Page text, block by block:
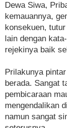
Dewa Siwa,
kemauannya,
konsekuen,
lain dengan
rejekinya baik
Prilakunya
berada. Sangat
pembicaraan
mengendalikan
namun sangat